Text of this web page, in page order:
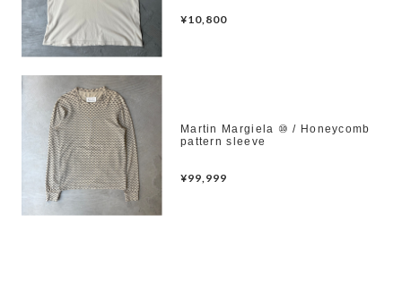
¥10,800
Martin Margiela ⑩ / Honeycomb
pattern sleeve
¥99,999